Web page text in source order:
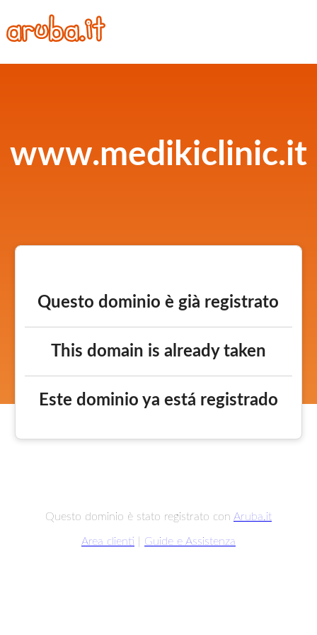
www.medikiclinic.it
Questo dominio è già registrato
This domain is already taken
Este dominio ya está registrado
Questo dominio è stato registrato con Aruba.it
Area clienti Guide e Assistenza